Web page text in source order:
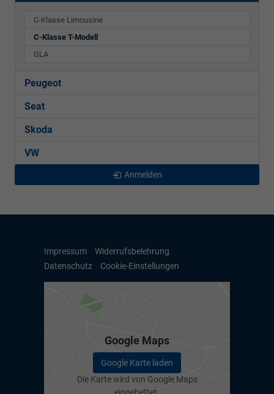
C-Klasse Limousine
C-Klasse T-Modell
GLA
Peugeot
Seat
Skoda
VW
Anmelden
Impressum
Widerrufsbelehrung
Datenschutz
Cookie-Einstellungen
Google Maps
Google Karte laden
Die Karte wird von Google Maps